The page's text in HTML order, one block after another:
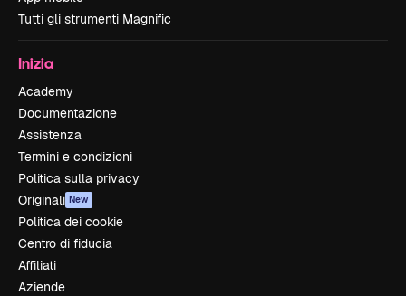
Tutti gli strumenti Magnific
Inizia
Academy
Documentazione
Assistenza
Termini e condizioni
Politica sulla privacy
Originali New
Politica dei cookie
Centro di fiducia
Affiliati
Aziende